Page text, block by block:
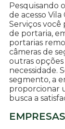
Pesquisando
de acesso
Serviços você
de portaria,
portarias
câmeras de
outras opções
necessidade.
segmento, a
proporcionar
busca a